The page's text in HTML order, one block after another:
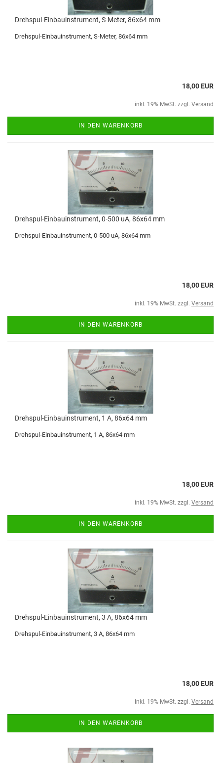
Drehspul-Einbauinstrument, S-Meter, 86x64 mm
Drehspul-Einbauinstrument, S-Meter, 86x64 mm
18,00 EUR
inkl. 19% MwSt. zzgl. Versand
IN DEN WARENKORB
Drehspul-Einbauinstrument, 0-500 uA, 86x64 mm
Drehspul-Einbauinstrument, 0-500 uA, 86x64 mm
18,00 EUR
inkl. 19% MwSt. zzgl. Versand
IN DEN WARENKORB
Drehspul-Einbauinstrument, 1 A, 86x64 mm
Drehspul-Einbauinstrument, 1 A, 86x64 mm
18,00 EUR
inkl. 19% MwSt. zzgl. Versand
IN DEN WARENKORB
Drehspul-Einbauinstrument, 3 A, 86x64 mm
Drehspul-Einbauinstrument, 3 A, 86x64 mm
18,00 EUR
inkl. 19% MwSt. zzgl. Versand
IN DEN WARENKORB